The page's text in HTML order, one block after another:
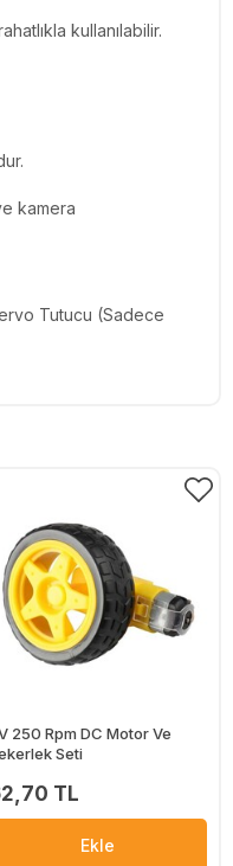
kullanılabilir.
kamera
Tutucu (Sadece
250 Rpm DC Motor Ve
Seti
TL
Ekle